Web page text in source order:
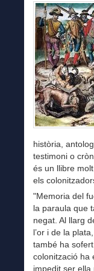
història,
testimoni o
és un llibre
els
"Memoria del
la paraula que
negat. Al llarg
l’or i de la
també ha
colonització ha
impedit ser